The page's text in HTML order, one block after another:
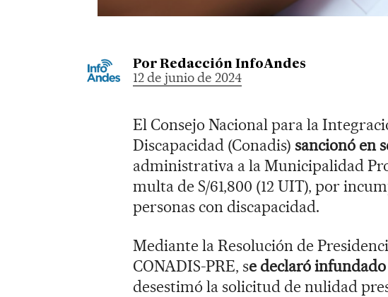
Por Redacción InfoAndes
12 de junio de 2024
El Consejo Nacional para la
Discapacidad (Conadis) sancionó en
administrativa a la Municipalidad
multa de S/61,800 (12 UIT), por
personas con discapacidad.
Mediante la Resolución de
CONADIS-PRE, se declaró
desestimó la solicitud de nulidad